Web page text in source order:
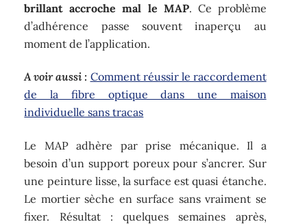
brillant accroche mal le MAP. Ce problème
d’adhérence passe souvent inaperçu au
moment de l’application.
A voir aussi : Comment réussir le raccordement
de la fibre optique dans une maison
individuelle sans tracas
Le MAP adhère par prise mécanique. Il a
besoin d’un support poreux pour s’ancrer. Sur
une peinture lisse, la surface est quasi étanche.
Le mortier sèche en surface sans vraiment se
fixer. Résultat : quelques semaines après,